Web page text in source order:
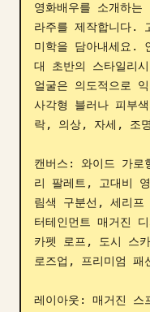
블로그
업데이트
영화배우를 소개하
라주를 제작합니다.
미학을 담아내세요.
대 초반의 스타일리
얼굴은 의도적으로
사각형 블러나 피부
락, 의상, 자세, 조명
캔버스: 와이드 가
리 팔레트, 고대비
림색 구분선, 세리
터테인먼트 매거진
카펫 로프, 도시 스
로즈업, 프리미엄 패
레이아웃: 매거진 스